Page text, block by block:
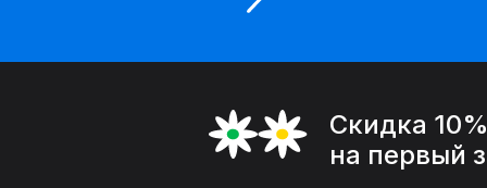
Скидка 10%
на первый